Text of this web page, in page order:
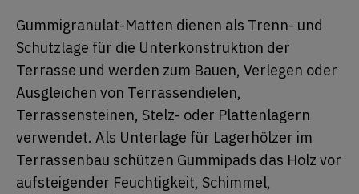
Gummigranulat-Matten dienen als Trenn- und
Schutzlage für die Unterkonstruktion der
Terrasse und werden zum Bauen, Verlegen oder
Ausgleichen von Terrassendielen,
Terrassensteinen, Stelz- oder Plattenlagern
verwendet. Als Unterlage für Lagerhölzer im
Terrassenbau schützen Gummipads das Holz vor
aufsteigender Feuchtigkeit, Schimmel,